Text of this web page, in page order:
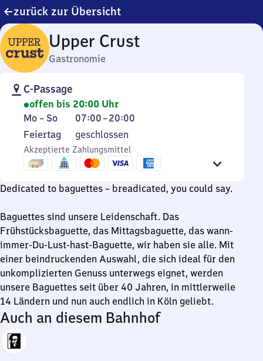
zurück zur Übersicht
Upper Crust
Gastronomie
C-Passage
offen bis 20:00 Uhr
Montag
bis
Sonntag
Mo – So 07:00–20:00
Von
7
Uhr
bis
20
Uhr
Feiertag
Feiertag geschlossen
Akzeptierte Zahlungsmittel
Dedicated to baguettes – breadicated, you could say.
Baguettes sind unsere Leidenschaft. Das
Frühstücksbaguette, das Mittagsbaguette, das wann-
immer-Du-Lust-hast-Baguette, wir haben sie alle. Mit
einer beindruckenden Auswahl, die sich ideal für den
unkomplizierten Genuss unterwegs eignet, werden
unsere Baguettes seit über 40 Jahren, in mittlerweile
14 Ländern und nun auch endlich in Köln geliebt.
Auch an diesem Bahnhof